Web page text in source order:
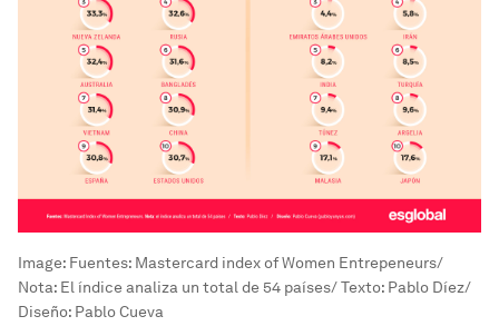
Image: Fuentes: Mastercard index of Women Entrepeneurs/
Nota: El índice analiza un total de 54 países/ Texto: Pablo Díez/
Diseño: Pablo Cueva